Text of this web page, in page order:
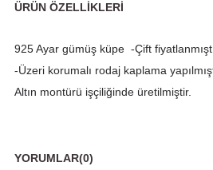
ÜRÜN ÖZELLIKLERI
925 Ayar gümüş küpe -Çift
-Üzeri korumalı rodaj kaplama
Altın montürü işçiliğinde üretilmiştir.
YORUMLAR(0)